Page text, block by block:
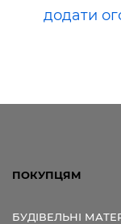
додати
ПОКУПЦЯМ
БУДІВЕЛЬНІ